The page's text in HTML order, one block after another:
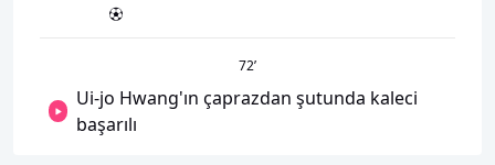
72’
Ui-jo Hwang'ın çaprazdan şutunda kaleci
başarılı